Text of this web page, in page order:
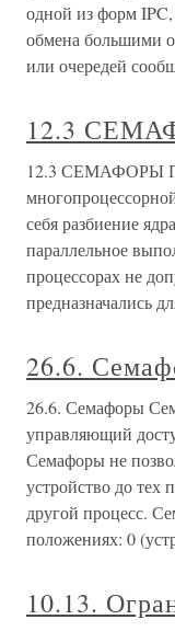
одной из форм
обмена большими
или очередей
12.3
12.3 СЕМАФОРЫ
себя разбиение
параллельное
процессорах не
предназначались
26.6.
26.6. Семафоры
управляющий
Семафоры не
устройство до тех
другой процесс.
положениях: 0
10.13.